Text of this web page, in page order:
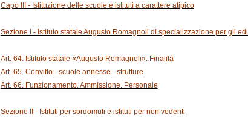
Capo III - Istituzione delle scuole e istituti a carattere atipico
Sezione I - Istituto statale Augusto Romagnoli di specializzazione per gli
Art. 64. Istituto statale «Augusto Romagnoli». Finalità
Art. 65. Convitto - scuole annesse - strutture
Art. 66. Funzionamento. Ammissione. Personale
Sezione II - Istituti per sordomuti e istituti per non vedenti